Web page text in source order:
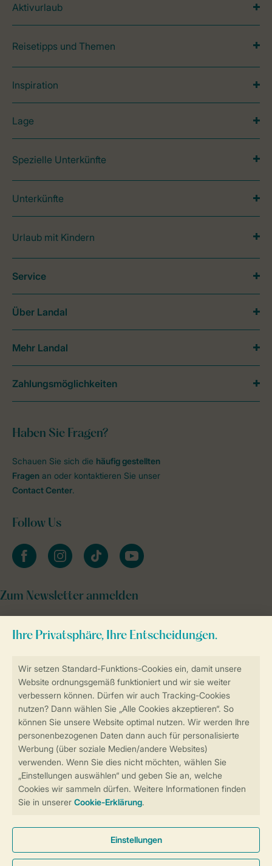
Sicherstellung Deiner Privatsphäre
Sicher und schnell zur Online-Buchung
Sichere Datenübertragung
Sicheres Bezahlen
Aktivurlaub
Reisetipps und Themen
Inspiration
Lage
Spezielle Unterkünfte
Unterkünfte
Urlaub mit Kindern
Haben Sie Fragen?
Schauen Sie sich die häufig gestellten
Fragen an oder kontaktieren Sie unser
Contact Center.
Follow Us
facebookinstagramtiktok youtube
Zum Newsletter anmelden
Service
Über Landal
Mehr Landal
Zahlungsmöglichkeiten